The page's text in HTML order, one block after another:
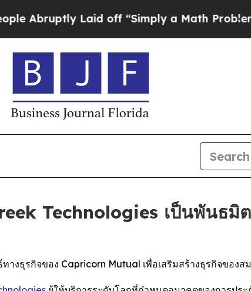
Laid off “Simply a Math ProblemDr.
Technologies เป็นพันธมิ
งธุรกิจของ Capricorn Mutual เพื่อเสริมสร้างธุรกิจของ